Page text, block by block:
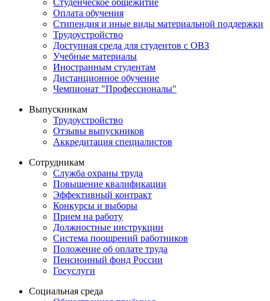
Оплата обучения
Стипендия и иные виды материальной поддержки
Трудоустройство
Доступная среда для студентов с ОВЗ
Учебные материалы
Иностранным студентам
Дистанционное обучение
Чемпионат "Профессионалы"
Выпускникам
Трудоустройство
Отзывы выпускников
Аккредитация специалистов
Сотрудникам
Служба охраны труда
Повышение квалификации
Эффективный контракт
Конкурсы и выборы
Прием на работу
Должностные инструкции
Система поощрений работников
Положение об оплате труда
Пенсионный фонд России
Госуслуги
Социальная среда